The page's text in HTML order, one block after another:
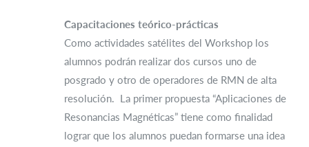
Capacitaciones teórico-prácticas
Como actividades satélites del Workshop los
alumnos podrán realizar dos cursos uno de
posgrado y otro de operadores de RMN de alta
resolución. La primer propuesta “Aplicaciones de
Resonancias Magnéticas” tiene como finalidad
lograr que los alumnos puedan formarse una idea